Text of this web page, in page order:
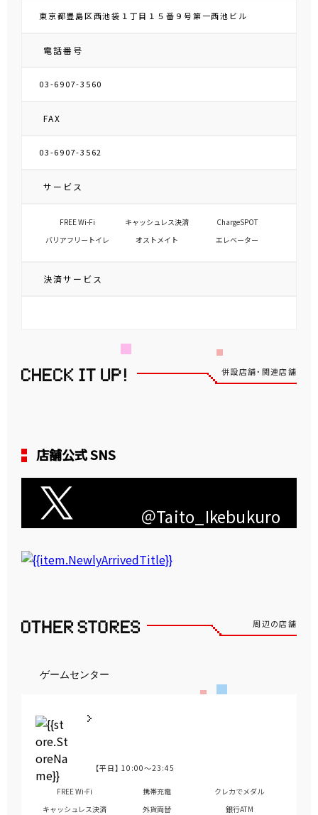
東京都豊島区西池袋１丁目１５番９号第一西池ビル
電話番号
03-6907-3560
FAX
03-6907-3562
サービス
FREE Wi-Fi キャッシュレス決済
ChargeSPOT
バリアフリートイレ
オストメイト エレベーター
決済サービス
併設店舗・関連店舗
店舗公式 SNS
＠Taito_Ikebukuro
周辺の店舗
ゲームセンター
営業時間 【平日】10:00～23:45
FREE Wi-Fi 携帯充電
クレカでメダル
キャッシュレス決済
外貨両替 銀行ATM